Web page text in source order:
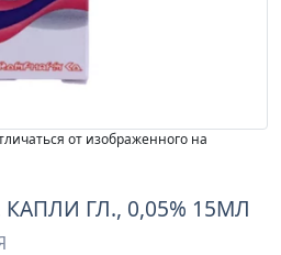
от изображенного на
ГЛ., 0,05% 15МЛ